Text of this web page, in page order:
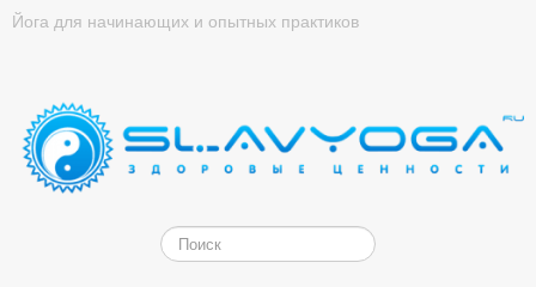
Йога для начинающих и опытных практиков